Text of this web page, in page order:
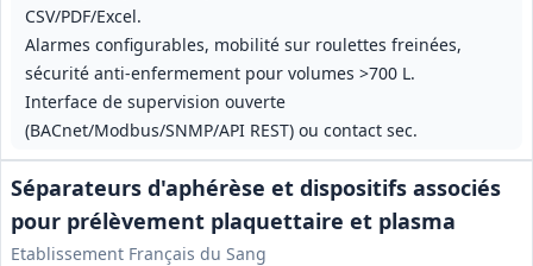
CSV/PDF/Excel.
Alarmes configurables, mobilité sur roulettes freinées,
sécurité anti‑enfermement pour volumes >700 L.
Interface de supervision ouverte
(BACnet/Modbus/SNMP/API REST) ou contact sec.
Séparateurs d'aphérèse et dispositifs associés
pour prélèvement plaquettaire et plasma
Etablissement Français du Sang